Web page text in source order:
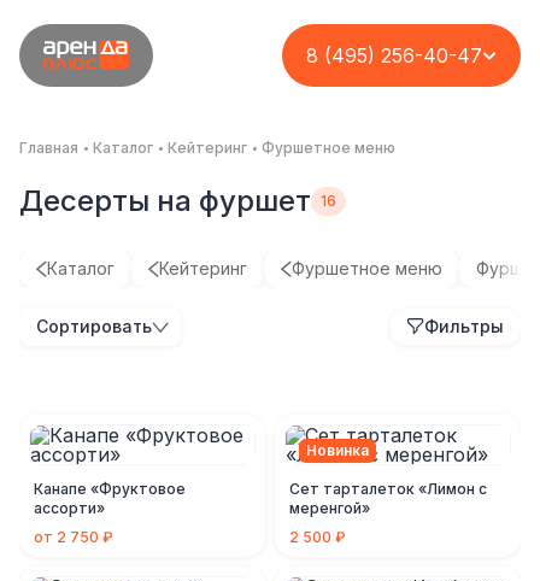
8 (495) 256-40-47
Главная Каталог Кейтеринг Фуршетное меню
Десерты на фуршет
Каталог Кейтеринг Фуршетное меню
Сортировать Фильтры
Комплексное решение
с возможностью
Кейс
Организация
премиального
Кейс
Корпоратив для
Кейс
Организация
площадке
Канапе «Фруктовое
ассорти»
от 2 750 ₽
Новинка
Сет тарталеток «Лимон с
меренгой»
2 500 ₽